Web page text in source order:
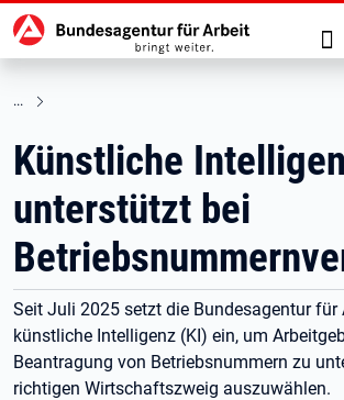
zu den Hauptinhalten springen
Hauptnavigation
Künstliche
unterstützt bei
Seit Juli 2025 setzt die Bundesagentur für
künstliche Intelligenz (KI) ein, um
Beantragung von Betriebsnummern zu
richtigen Wirtschaftszweig auszuwählen.